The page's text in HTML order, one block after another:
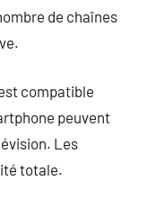
de chaînes
compatible
peuvent
Les
totale.